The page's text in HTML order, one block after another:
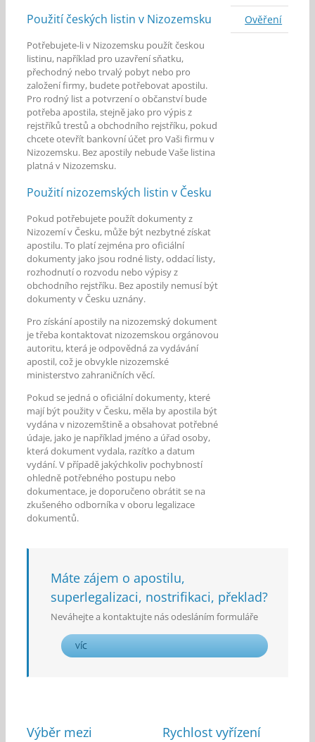
Použití českých listin v Nizozemsku
Potřebujete-li v Nizozemsku použít českou
listinu, například pro uzavření sňatku,
přechodný nebo trvalý pobyt nebo pro
založení firmy, budete potřebovat apostilu.
Pro rodný list a potvrzení o občanství bude
potřeba apostila, stejně jako pro výpis z
rejstříků trestů a obchodního rejstříku, pokud
chcete otevřít bankovní účet pro Vaši firmu v
Nizozemsku. Bez apostily nebude Vaše listina
platná v Nizozemsku.
Použití nizozemských listin v Česku
Pokud potřebujete použít dokumenty z
Nizozemí v Česku, může být nezbytné získat
apostilu. To platí zejména pro oficiální
dokumenty jako jsou rodné listy, oddací listy,
rozhodnutí o rozvodu nebo výpisy z
obchodního rejstříku. Bez apostily nemusí být
dokumenty v Česku uznány.
Pro získání apostily na nizozemský dokument
je třeba kontaktovat nizozemskou orgánovou
autoritu, která je odpovědná za vydávání
apostil, což je obvykle nizozemské
ministerstvo zahraničních věcí.
Pokud se jedná o oficiální dokumenty, které
mají být použity v Česku, měla by apostila být
vydána v nizozemštině a obsahovat potřebné
údaje, jako je například jméno a úřad osoby,
která dokument vydala, razítko a datum
vydání. V případě jakýchkoliv pochybností
ohledně potřebného postupu nebo
dokumentace, je doporučeno obrátit se na
zkušeného odborníka v oboru legalizace
dokumentů.
Ověření
Máte zájem o apostilu,
superlegalizaci, nostrifikaci, překlad?
Neváhejte a kontaktujte nás odesláním formuláře
VÍC
Výběr mezi
Rychlost vyřízení